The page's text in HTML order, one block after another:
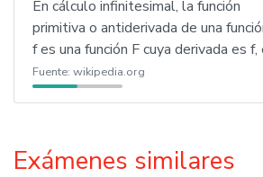
En cálculo infinitesimal, la función
primitiva o antiderivada de una
f es una función F cuya derivada es f,
Fuente: wikipedia.org
Exámenes similares